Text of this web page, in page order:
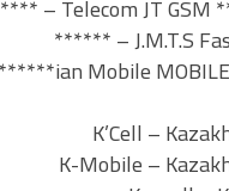
******ian Mobile